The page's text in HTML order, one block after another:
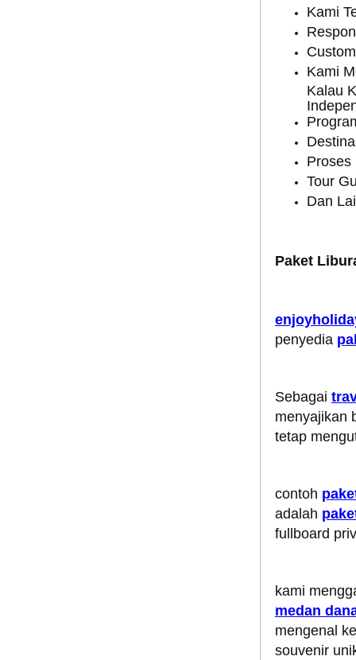
Kami
Kami
Kalau
Proses
Tour
Dan
Paket
penyedia
Sebagai
menyajikan
tetap
contoh
adalah
fullboard
kami
medan
mengenal
souvenir